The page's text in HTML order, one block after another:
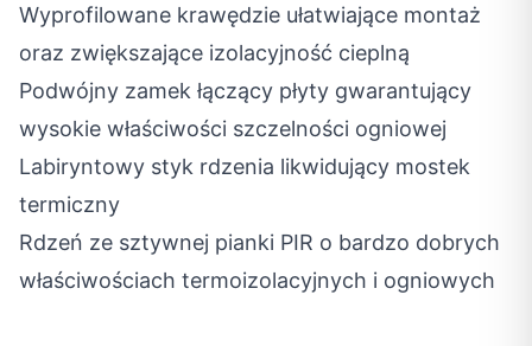
Wyprofilowane krawędzie ułatwiające montaż
oraz zwiększające izolacyjność cieplną
Podwójny zamek łączący płyty gwarantujący
wysokie właściwości szczelności ogniowej
Labiryntowy styk rdzenia likwidujący mostek
termiczny
Rdzeń ze sztywnej pianki PIR o bardzo dobrych
właściwościach termoizolacyjnych i ogniowych